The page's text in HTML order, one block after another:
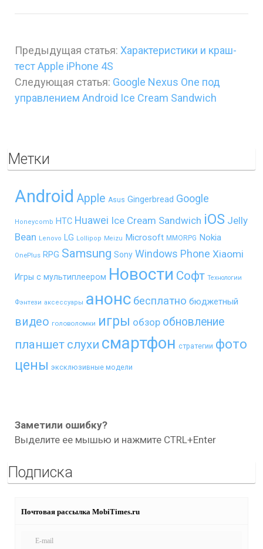
Предыдущая статья: Характеристики и краш-
тест Apple iPhone 4S
Следующая статья: Google Nexus One под
управлением Android Ice Cream Sandwich
Метки
Android Apple Asus Gingerbread Google
Honeycomb HTC Huawei Ice Cream Sandwich iOS Jelly
Bean Lenovo LG Lollipop Meizu Microsoft MMORPG Nokia
OnePlus RPG Samsung Sony Windows Phone Xiaomi
Игры с мультиплеером Новости Софт Технологии
Фэнтези аксессуары анонс бесплатно бюджетный
видео головоломки игры обзор обновление
планшет слухи смартфон стратегии фото
цены эксклюзивные модели
Заметили ошибку?
Выделите ее мышью и нажмите CTRL+Enter
Подписка
Почтовая рассылка MobiTimes.ru